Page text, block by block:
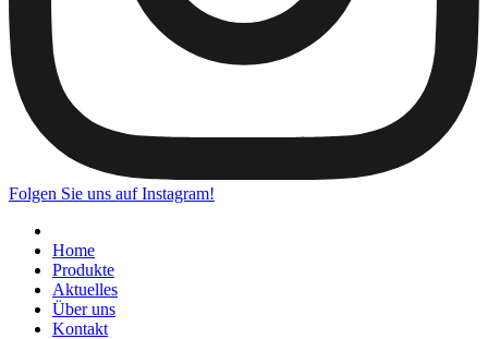
Folgen Sie uns auf Instagram!
Home
Produkte
Aktuelles
Über uns
Kontakt